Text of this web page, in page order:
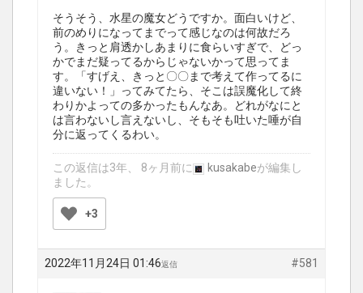
そうそう、水星の魔女どうですか。面白いけど、
前のめりになってまでって感じなのは何故だろ
う。きっと肩透かしあまりに食らいすぎで、どっ
かでまだ疑ってるからじゃないかって思ってま
す。「すげえ、きっと〇〇まで考えて作ってるに
違いない！」ってみてたら、そこは誤魔化して終
わりかよっての多かったもんなあ。どれがなにと
は言わないし言えないし、そもそも吐いた唾が自
分に返ってくるわい。
この返信は3年、 8ヶ月前に kusakabeが編集し
ました。
+3
2022年11月24日 01:46 #581
返信